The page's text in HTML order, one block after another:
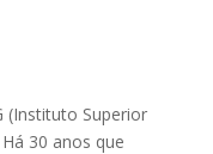
(Instituto Superior
30 anos que